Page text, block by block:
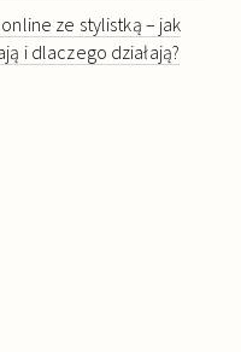
ze stylistką – jak
i dlaczego działają?